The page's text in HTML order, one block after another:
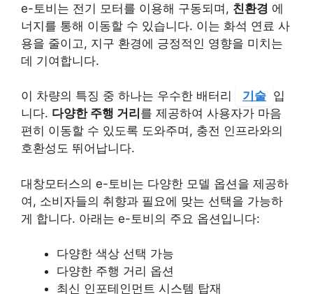
e-토비는 전기 모터를 이용해 구동되며, 친환경 에
너지를 통해 이동할 수 있습니다. 이는 화석 연료 사
용을 줄이고, 지구 환경에 긍정적인 영향을 미치는
데 기여합니다.
이 차량의 특징 중 하나는 우수한 배터리 기술 입
니다. 다양한 주행 거리 를 제공하여 사용자가 마음
편히 이동할 수 있도록 도와주며, 충전 인프라와의
호환성도 뛰어납니다.
대창모터스의 e-토비는 다양한 모델 옵션을 제공하
여, 소비자들의 취향과 필요에 맞는 선택을 가능하
게 합니다. 아래는 e-토비의 주요 옵션입니다:
다양한 색상 선택 가능
다양한 주행 거리 옵션
최신 인포테인먼트 시스템 탑재